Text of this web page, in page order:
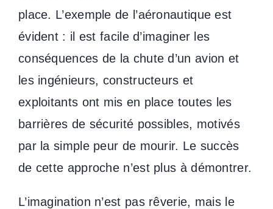
place. L’exemple de l’aéronautique est
évident : il est facile d’imaginer les
conséquences de la chute d’un avion et
les ingénieurs, constructeurs et
exploitants ont mis en place toutes les
barrières de sécurité possibles, motivés
par la simple peur de mourir. Le succès
de cette approche n’est plus à démontrer.
L’imagination n’est pas rêverie, mais le